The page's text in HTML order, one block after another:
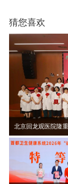
猜您喜欢
北京回龙观医院隆